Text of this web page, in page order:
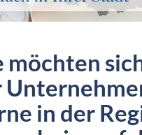
möchten
in der